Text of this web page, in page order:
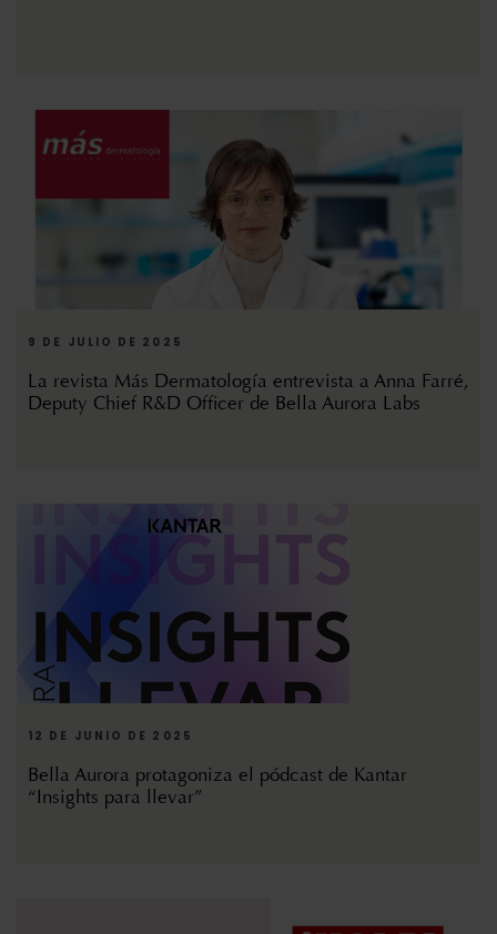
9 DE JULIO DE 2025
La revista Más Dermatología entrevista a Anna Farré,
Deputy Chief R&D Officer de Bella Aurora Labs
12 DE JUNIO DE 2025
Bella Aurora protagoniza el pódcast de Kantar
“Insights para llevar”